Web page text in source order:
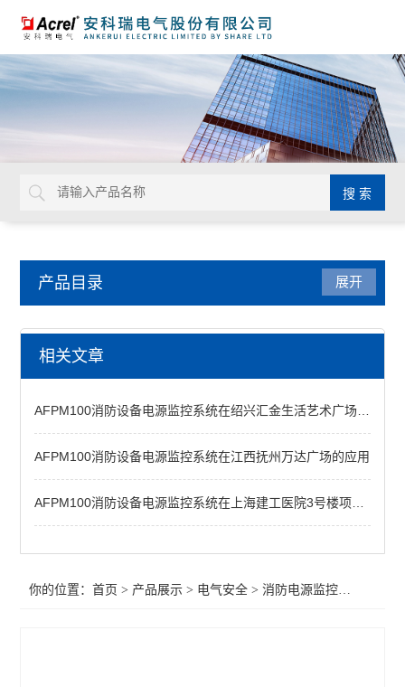
产品目录
电气安全
AISD智能安全配电装置
末端智慧用电监测装置
电气防火限流式保护箱
工业绝缘故障定位系统监测
展开
相关文章
AFPM100消防设备电源监控系统在绍兴汇金生活艺术广场的应用
AFPM100消防设备电源监控系统在江西抚州万达广场的应用
AFPM100消防设备电源监控系统在上海建工医院3号楼项目中的应用
你的位置：首页 > 产品展示 > 电气安全 >消防电源监控模块